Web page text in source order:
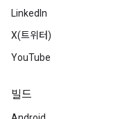
LinkedIn
X(트위터)
YouTube
빌드